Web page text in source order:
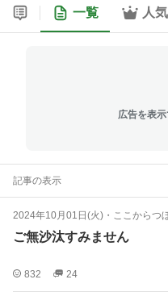
一覧 人気
広告を表
記事の表示
2024年10月01日(火) ・ ここからつ
ご無沙汰すみません
832 24